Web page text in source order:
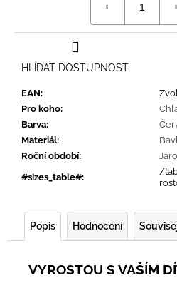
EAN:
Pro koho:
Barva:
Materiál:
Roční období: Jaro
#sizes_table#:
/
HLÍDAT DOSTUPNOST
Popis Hodnocení
VYROSTOU S VAŠÍM